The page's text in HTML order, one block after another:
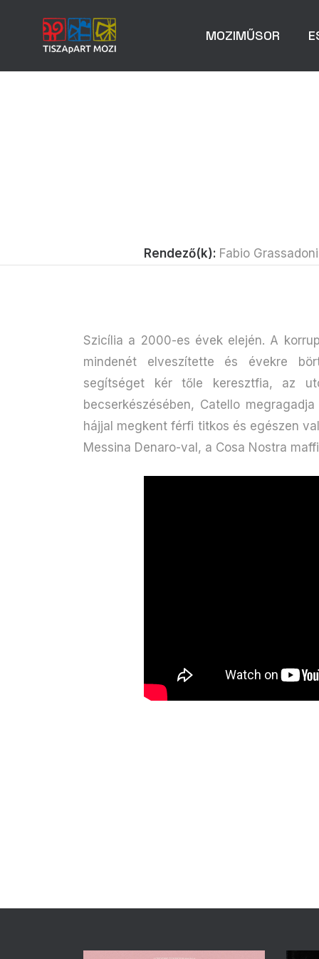
MOZIMŰSOR
Rendező(k): Fabio
Szicília a 2000-es évek elején. A
mindenét elveszítette és évekre
segítséget kér tőle keresztfia, az
becserkészésében, Catello
hájjal megkent férfi titkos és egészen
Messina Denaro-val, a Cosa Nostra